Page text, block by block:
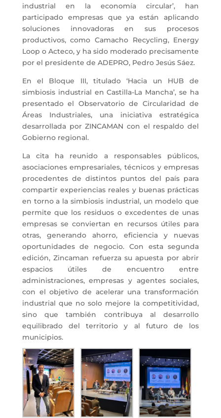
industrial en la economía circular’, han
participado empresas que ya están aplicando
soluciones innovadoras en sus procesos
productivos, como Camacho Recycling, Energy
Loop o Acteco, y ha sido moderado precisamente
por el presidente de ADEPRO, Pedro Jesús Sáez.
En el Bloque III, titulado ‘Hacia un HUB de
simbiosis industrial en Castilla-La Mancha’, se ha
presentado el Observatorio de Circularidad de
Áreas Industriales, una iniciativa estratégica
desarrollada por ZINCAMAN con el respaldo del
Gobierno regional.
La cita ha reunido a responsables públicos,
asociaciones empresariales, técnicos y empresas
procedentes de distintos puntos del país para
compartir experiencias reales y buenas prácticas
en torno a la simbiosis industrial, un modelo que
permite que los residuos o excedentes de unas
empresas se conviertan en recursos útiles para
otras, generando ahorro, eficiencia y nuevas
oportunidades de negocio. Con esta segunda
edición, Zincaman refuerza su apuesta por abrir
espacios útiles de encuentro entre
administraciones, empresas y agentes sociales,
con el objetivo de acelerar una transformación
industrial que no solo mejore la competitividad,
sino que también contribuya al desarrollo
equilibrado del territorio y al futuro de los
municipios.